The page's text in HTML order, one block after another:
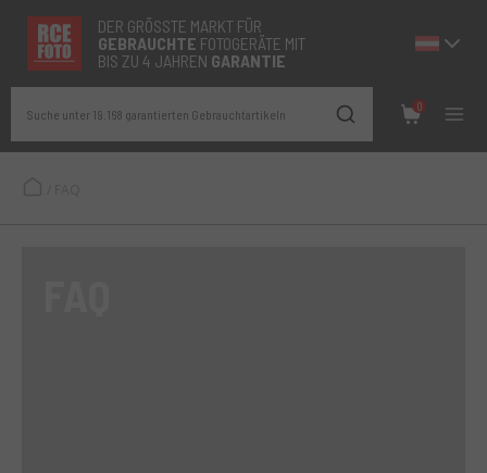
DER GRÖSSTE MARKT FÜR
GEBRAUCHTE FOTOGERÄTE MIT
BIS ZU 4 JAHREN GARANTIE
Suche unter 19.168 garantierten Gebrauchtartikeln
0